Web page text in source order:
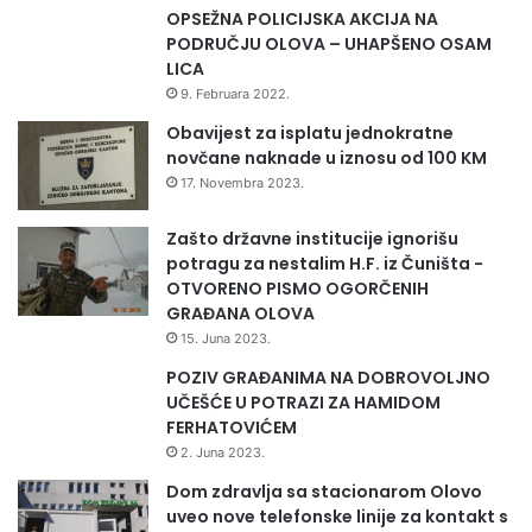
sa mladim ljekarima koji su pokazali veliku želju da
unaprijede kontrolu i praćenje pacijenata oboljelih od
dijabetesa” istakla je Gavran.Dodala je kako očekuje da će
edukacija donijeti i konkretne rezultate u svakodnevnom
radu sa pacijentima u ambulantama porodične medicine
širom kantona.
epidemiologije dijabetesa tipa II, patofiziologije bolesti,
kliničkih karakteristika, postavljanja dijagnoze i
diferencijalne dijagnostike. Polaznici su u praktičnom
dijelu imali zadatak obnoviti registre dijabetičara u
ambulantama porodične medicine, uključujući praćenje
BMI vrijednosti, obima struka, glikemije i komorbiditeta
pacijenata.Druga faza bila je fokusirana na akutne i
hronične komplikacije dijabetesa tipa II, metabolički
sindrom, gojaznost, ishranu i fizičku aktivnost kod
dijabetičara, kao i osnove nutricionizma i medicinske
OPSEŽNA POLICIJSKA AKCIJA NA
PODRUČJU OLOVA – UHAPŠENO OSAM
LICA
9. Februara 2022.
Obavijest za isplatu jednokratne
novčane naknade u iznosu od 100 KM
17. Novembra 2023.
Zašto državne institucije ignorišu
potragu za nestalim H.F. iz Čuništa -
OTVORENO PISMO OGORČENIH
GRAĐANA OLOVA
15. Juna 2023.
POZIV GRAĐANIMA NA DOBROVOLJNO
UČEŠĆE U POTRAZI ZA HAMIDOM
FERHATOVIĆEM
2. Juna 2023.
Dom zdravlja sa stacionarom Olovo
uveo nove telefonske linije za kontakt s